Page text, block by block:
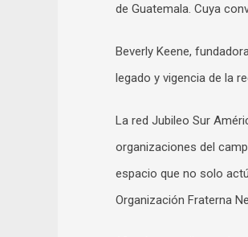
de Guatemala. Cuya
Beverly Keene,
legado y vigencia de la
La red Jubileo Sur
organizaciones del
espacio que no solo
Organización Fraterna